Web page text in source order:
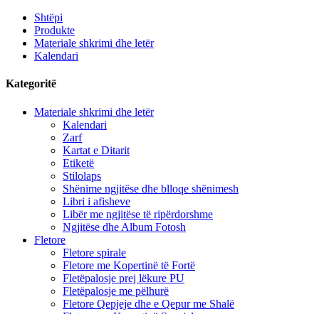
Shtëpi
Produkte
Materiale shkrimi dhe letër
Kalendari
Kategoritë
Materiale shkrimi dhe letër
Kalendari
Zarf
Kartat e Ditarit
Etiketë
Stilolaps
Shënime ngjitëse dhe blloqe shënimesh
Libri i afisheve
Libër me ngjitëse të ripërdorshme
Ngjitëse dhe Album Fotosh
Fletore
Fletore spirale
Fletore me Kopertinë të Fortë
Fletëpalosje prej lëkure PU
Fletëpalosje me pëlhurë
Fletore Qepjeje dhe e Qepur me Shalë